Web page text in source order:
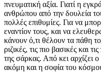
πνευματική αξία. Γιατί η
ανθρώπου από την δουλεία
πολλές επιθυμίες. Για να
εναντίον τους, και να
κάνουν ό,τι θέλουν τα πάθη
ριζικές, τις πιο βασικές και
της σάρκας. Από κει αρχίζει
ακόμη και η σοφία του